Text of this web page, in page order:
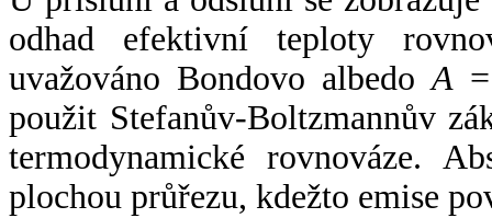
odhad efektivní teploty
uvažováno Bondovo albedoA
použit Stefanův-Boltzmannův
termodynamické rovnováze.
plochou průřezu, kdežto emise